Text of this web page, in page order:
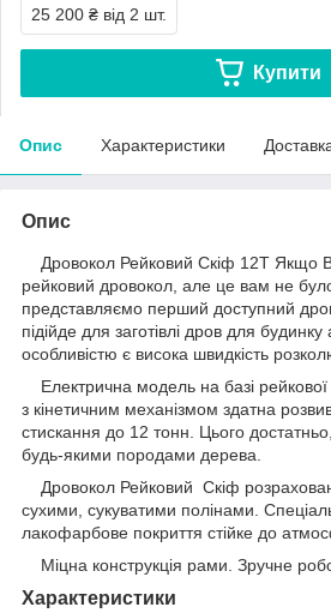
25 200 ₴ від 2 шт.
Купити
Опис Характеристики
Опис
Дровокол Рейковий Скіф 12Т Якщо
рейковий дровокол, але це вам не
представляємо перший доступний
підійде для заготівлі дров для
особливістю є висока швидкість
Електрична модель на базі рейкової
з кінетичним механізмом здатна
стискання до 12 тонн. Цього
будь-якими породами дерева.
Дровокол Рейковий Скіф
сухими, сукуватими полінами.
лакофарбове покриття стійке до
Міцна конструкція рами. Зручне
Характеристики